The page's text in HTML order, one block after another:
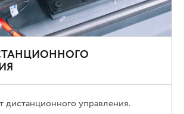
дистанционного управления.